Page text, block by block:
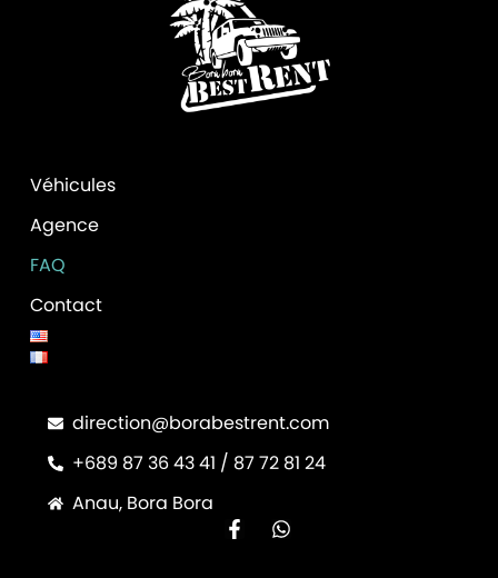
Véhicules
Agence
FAQ
Contact
direction@borabestrent.com
+689 87 36 43 41 / 87 72 81 24
Anau, Bora Bora
F
W